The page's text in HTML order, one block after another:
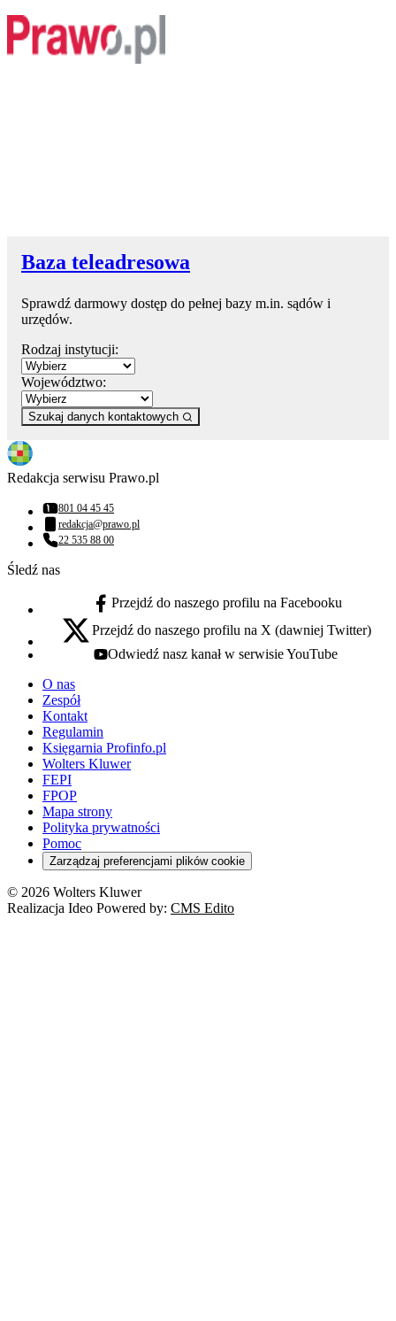
Baza teleadresowa
Sprawdź darmowy dostęp do pełnej bazy m.in. sądów i
urzędów.
Rodzaj instytucji:
Województwo:
Szukaj danych kontaktowych
Redakcja serwisu Prawo.pl
Numer telefonu:
801 04 45 45
Adres email:
redakcja@prawo.pl
Numer telefonu:
22 535 88 00
Śledź nas
facebook - otwiera się w nowej karcie
Przejdź do naszego profilu na Facebooku
x - otwiera się w nowej karcie
Przejdź do naszego profilu na X (dawniej Twitter)
youtube - otwiera się w nowej karcie
Odwiedź nasz kanał w serwisie YouTube
O nas
Zespół
Kontakt
Regulamin
Księgarnia Profinfo.pl
Wolters Kluwer
FEPI
FPOP
Mapa strony
Polityka prywatności
Pomoc
Zarządzaj preferencjami plików cookie
© 2026 Wolters Kluwer
Realizacja Ideo Powered by: CMS Edito